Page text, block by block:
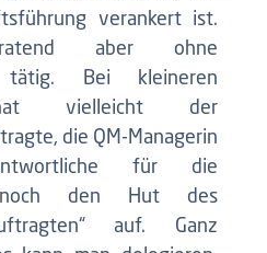
verankert ist.
aber ohne
tätig. Bei kleineren
hat vielleicht der
die QM-Managerin
für die
noch den Hut des
auf. Ganz